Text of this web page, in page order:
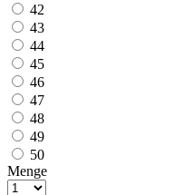
42
43
44
45
46
47
48
49
50
Menge